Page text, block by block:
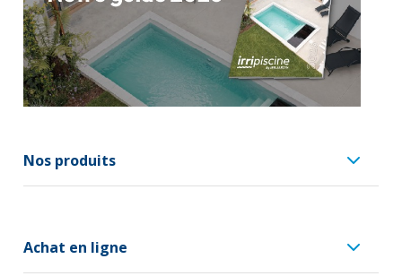
Nos produits
Achat en ligne